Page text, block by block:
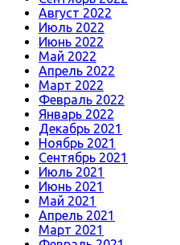
Август 2022
Июль 2022
Июнь 2022
Май 2022
Апрель 2022
Март 2022
Февраль 2022
Январь 2022
Декабрь 2021
Ноябрь 2021
Сентябрь 2021
Июль 2021
Июнь 2021
Май 2021
Апрель 2021
Март 2021